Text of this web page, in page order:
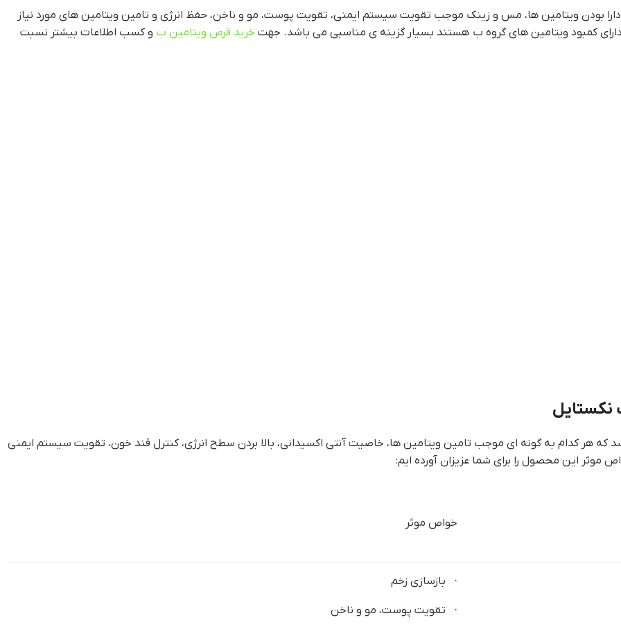
بودن ویتامین ها، مس و زینک موجب تقویت سیستم ایمنی، تقویت پوست، مو و ناخن، حفظ انرژی و تامین ویتامین های مورد نیاز
کمبود ویتامین های گروه ب هستند بسیار گزینه ی مناسبی می باشد. جهت خرید قرص ویتامین ب و کسب اطلاعات بیشتر نسبت
هر کدام به گونه ای موجب تامین ویتامین ها، خاصیت آنتی اکسیدانی، بالا بردن سطح انرژی، کنترل قند خون، تقویت سیستم ایمنی
موثر این محصول را برای شما عزیزان آورده ایم:
خواص موثر
· بازسازی زخم
· تقویت پوست، مو و ناخن